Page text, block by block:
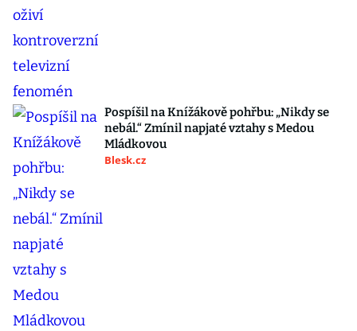
Pospíšil na Knížákově pohřbu: „Nikdy se
nebál.“ Zmínil napjaté vztahy s Medou
Mládkovou
Blesk.cz